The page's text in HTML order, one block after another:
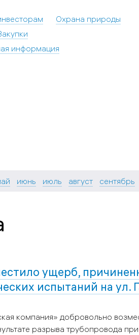
Охрана природы
информация
июнь июль август сентябрь
ущерб,
испытаний на ул.
компания» добровольно
разрыва трубопровода